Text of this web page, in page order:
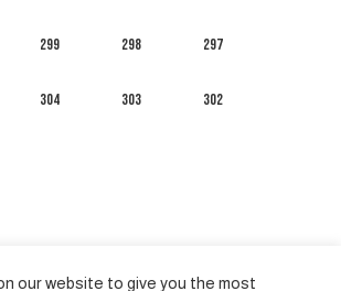
297
298
299
302
303
304
our website to give you the most